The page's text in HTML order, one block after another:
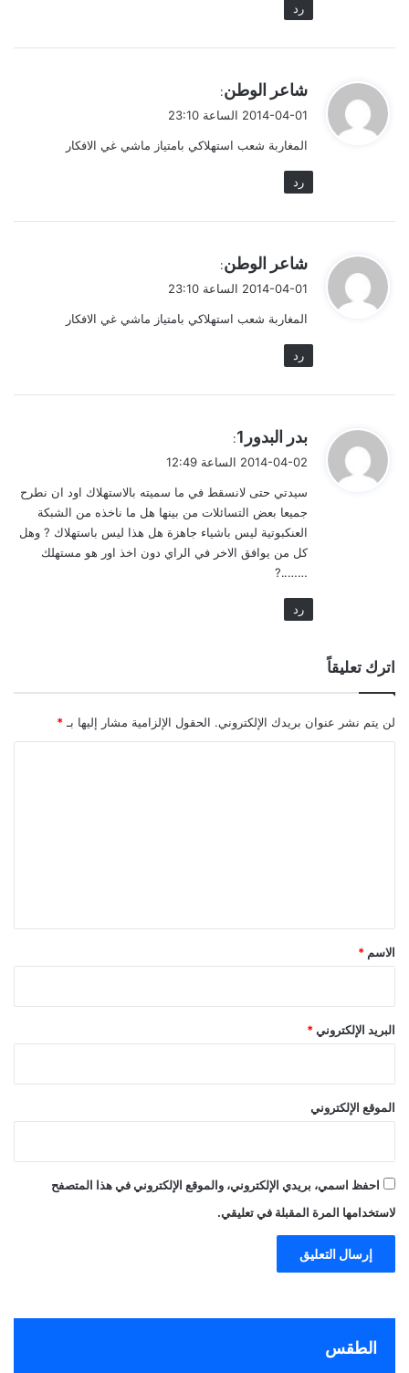
رد
ي
ل
شاعر الوطن:
2014-04-01 الساعة 23:10
المغاربة شعب استهلاكي بامتياز ماشي غي الافكار
رد
ي
ل
شاعر الوطن:
2014-04-01 الساعة 23:10
المغاربة شعب استهلاكي بامتياز ماشي غي الافكار
رد
ل
بدر البدور1
:
2014-04-02 الساعة 12:49
سيدتي حتى لانسقط في ما سميته بالاستهلاك اود ان نطرح
جميعا بعض التسائلات من بينها هل ما ناخذه من الشبكة
العنكبوتية ليس باشياء جاهزة هل هذا ليس باستهلاك ? وهل
كل من يوافق الاخر في الراي دون اخذ اور هو مستهلك
……..?
رد
اترك تعليقاً
لن يتم نشر عنوان بريدك الإلكتروني. الحقول الإلزامية مشار إليها بـ *
*
الاسم *
البريد الإلكتروني *
الموقع الإلكتروني
احفظ اسمي، بريدي الإلكتروني، والموقع الإلكتروني في هذا المتصفح
لاستخدامها المرة المقبلة في تعليقي.
الطقس